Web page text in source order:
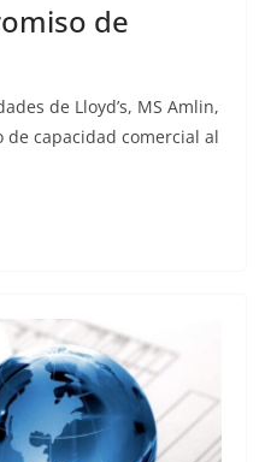
de
de Lloyd’s, MS Amlin,
capacidad comercial al